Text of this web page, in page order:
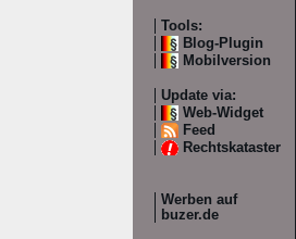
Tools:
Blog-Plugin
Mobilversion
Update via:
Web-Widget
Feed
Rechtskataster
Werben auf
buzer.de